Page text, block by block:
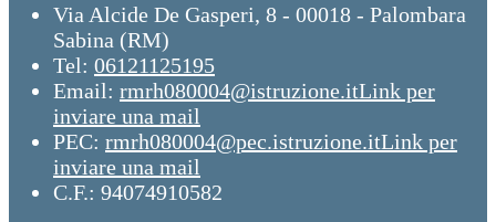
Via Alcide De Gasperi, 8 - 00018 - Palombara
Sabina (RM)
Tel: 06121125195
Email: rmrh080004@istruzione.itLink per
inviare una mail
PEC: rmrh080004@pec.istruzione.itLink per
inviare una mail
C.F.: 94074910582